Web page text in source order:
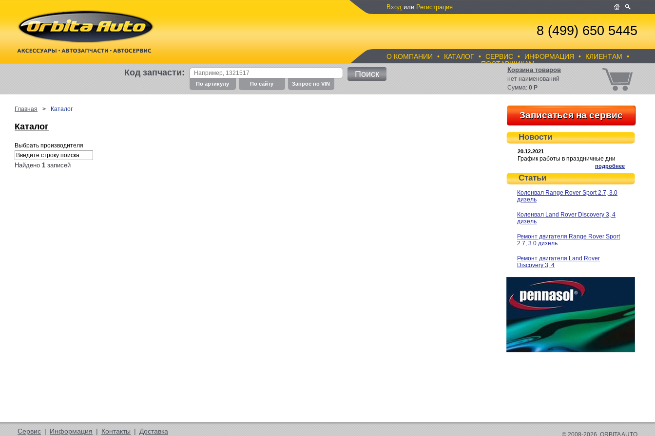
Вход или Регистрация
8 (499) 650 5445
О КОМПАНИИ • КАТАЛОГ • СЕРВИС • ИНФОРМАЦИЯ • КЛИЕНТАМ
•
ПОСТАВЩИКАМ
Корзина товаров
нет наименований
Сумма: 0 Р
Код запчасти:
По артикулу По cайту Запрос по VIN
Главная > Каталог
Каталог
Выбрать производителя
Найдено 1 записей
Записаться на сервис
Новости
20.12.2021
График работы в праздничные дни
подробнее
Статьи
Коленвал Range Rover Sport 2.7, 3.0
дизель
Коленвал Land Rover Discovery 3, 4
дизель
Ремонт двигателя Range Rover Sport
2.7, 3.0 дизель
Ремонт двигателя Land Rover
Discovery 3, 4
Сервис | Информация | Контакты | Доставка © 2008-2026, ORBITA AUTO